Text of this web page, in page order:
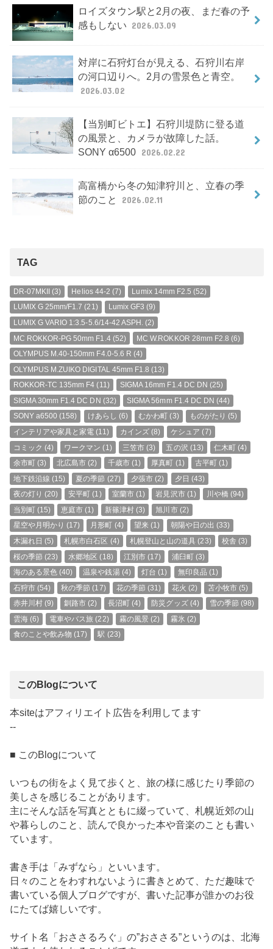
ロイズタウン駅と2月の夜、まだ春の予
感もしない 2026.03.09
対岸に石狩灯台が見える、石狩川右岸
の河口辺りへ。2月の雪景色と青空。
2026.03.02
【当別町ビトエ】石狩川堤防に登る道
の風景と、カメラが故障した話。
SONY α6500 2026.02.22
高富橋から冬の知津狩川と、立春の季
節のこと
2026.02.11
TAG
DR-07MKII(3) Helios 44-2 (7) Lumix 14mm F2.5 (52)
LUMIX G 25mm/F1.7 (21) Lumix GF3 (9)
LUMIX G VARIO 1:3.5-5.6/14-42 ASPH. (2)
MC ROKKOR-PG 50mm F1.4(52) MC W.ROKKOR 28mm F2.8 (6)
OLYMPUS M.40-150mm F4.0-5.6 R (4)
OLYMPUS M.ZUIKO DIGITAL 45mm F1.8 (13)
ROKKOR-TC 135mm F4 (11) SIGMA 16mm F1.4 DC DN (25)
SIGMA 30mm F1.4 DC DN (32) SIGMA 56mm F1.4 DC DN (44)
SONY a6500 (158) けあらし (6) むかわ町 (3) ものがたり (5)
インテリアや家具と家電 (11) カインズ(8) ケシュア (7)
コミック (4) ワークマン (1) 三笠市 (3) 五の沢 (13) 仁木町 (4)
余市町(3) 北広島市 (2) 千歳市(1) 厚真町 (1) 古平町 (1)
地下鉄沿線 (15) 夏の季節 (27) 夕張市 (2) 夕日 (43)
夜の灯り (20) 安平町 (1) 室蘭市(1) 岩見沢市(1) 川や橋 (94)
当別町(15) 恵庭市 (1) 新篠津村(3) 旭川市(2)
星空や月明かり (17) 月形町 (4) 望来 (1) 朝陽や日の出 (33)
木漏れ日 (5) 札幌市白石区 (4) 札幌登山と山の道具 (23) 校舎 (3)
桜の季節 (23) 水郷地区 (18) 江別市 (17) 浦臼町(3)
海のある景色(40) 温泉や銭湯(4) 灯台 (1) 無印良品 (1)
石狩市(54) 秋の季節 (17) 花の季節 (31) 花火 (2) 苫小牧市 (5)
赤井川村(9) 釧路市 (2) 長沼町(4) 防災グッズ(4) 雪の季節 (98)
雲海(6) 電車やバス旅 (22) 霧の風景 (2) 霧氷 (2)
食のことや飲み物 (17) 駅 (23)
このBlogについて
本siteはアフィリエイト広告を利用してます
--
■ このBlogについて
いつもの街をよく見て歩くと、旅の様に感じたり季節の
美しさを感じることがあります。
主にそんな話を写真とともに綴っていて、札幌近郊の山
や暮らしのこと、読んで良かった本や音楽のことも書い
ています。
書き手は「みずなら」といいます。
日々のことをわすれないように書きとめて、ただ趣味で
書いている個人ブログですが、書いた記事が誰かのお役
にたてば嬉しいです。
サイト名「おささるろぐ」の”おささる”というのは、北海